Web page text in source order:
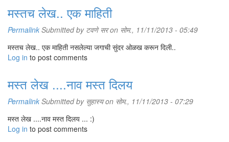
मस्तच लेख.. एक माहिती
Permalink Submitted by टवणे सरon सोम., 11/11/2013 - 05:49
मस्तच लेख.. एक माहिती नसलेल्या जगाची सुंदर ओळख करून दिली..
Log in to post comments
मस्त लेख ....नाव मस्त दिलय
Permalink Submitted by सुहास्यon सोम., 11/11/2013 - 07:29
मस्त लेख ....नाव मस्त दिलय ... :)
Log in to post comments